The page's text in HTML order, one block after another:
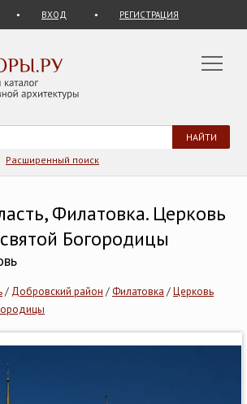
ВХОД РЕГИСТРАЦИЯ
Расширенный поиск
Филатовка. Церковь
Богородицы
/ Добровский район /Филатовка /Церковь